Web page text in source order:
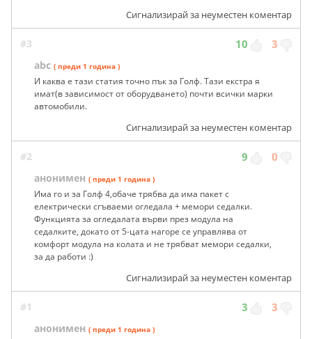
Сигнализирай за неуместен коментар
#3 10 3
abc ( преди 1 година )
И каква е тази статия точно пък за Голф. Тази екстра я
имат(в зависимост от оборудването) почти всички марки
автомобили.
Сигнализирай за неуместен коментар
#2 9 0
анонимен ( преди 1 година )
Има го и за Голф 4,обаче трябва да има пакет с
електрически сгъваеми огледала + мемори седалки.
Функцията за огледалата върви през модула на
седалките, докато от 5-цата нагоре се управлява от
комфорт модула на колата и не трябват мемори седалки,
за да работи :)
Сигнализирай за неуместен коментар
#1 3 3
анонимен ( преди 1 година )